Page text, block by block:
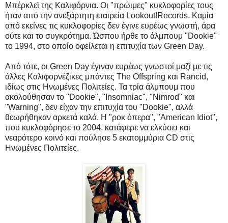
Μπέρκλεϊ της Καλιφόρνια. Οι "πρώιμες" κυκλοφορίες τους
ήταν από την ανεξάρτητη εταιρεία Lookout!Records. Καμία
από εκείνες τις κυκλοφορίες δεν έγινε ευρέως γνωστή, άρα
ούτε και το συγκρότημα. Ώσπου ήρθε το άλμπουμ "Dookie"
το 1994, στο οποίο οφείλεται η επιτυχία των Green Day.
Από τότε, οι Green Day έγιναν ευρέως γνωστοί μαζί με τις
άλλες Καλιφορνέζικες μπάντες The Offspring και Rancid,
ιδίως στις Ηνωμένες Πολιτείες. Τα τρία άλμπουμ που
ακολούθησαν το "Dookie", "Insomniac", "Nimrod" και
"Warning", δεν είχαν την επιτυχία του "Dookie", αλλά
θεωρήθηκαν αρκετά καλά. Η "ροκ όπερα", "American Idiot",
που κυκλοφόρησε το 2004, κατάφερε να ελκύσει και
νεαρότερο κοινό και πούλησε 5 εκατομμύρια CD στις
Ηνωμένες Πολιτείες.